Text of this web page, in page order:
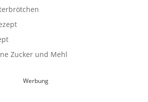
Zucker und Mehl
Werbung